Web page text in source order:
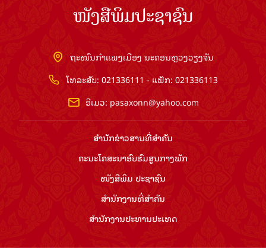
ໜັງສືພິມປະຊາຊົນ
ຖະໜົນກຳແພງເມືອງ ນະຄອນຫຼວງວຽງຈັນ
ໂທລະສັບ: 021336111 - ແຟັກ: 021336113
ອີເມວ: pasaxonn@yahoo.com
ສຳ​ນັກ​ຂ່າວ​ສານ​ທີ່​ສຳ​ຄັນ​
ຄະນະໂຄສະນາອົບຮົມ​ສູນ​ກາງ​ພັກ
ໜັງສືພິມ ປະ​ຊາ​ຊົນ
ສຳ​ນັກ​ງານ​ທີ່​ສຳ​ຄັນ
ສຳ​ນັກ​ງານ​ປະ​ທານ​ປະ​ເທດ